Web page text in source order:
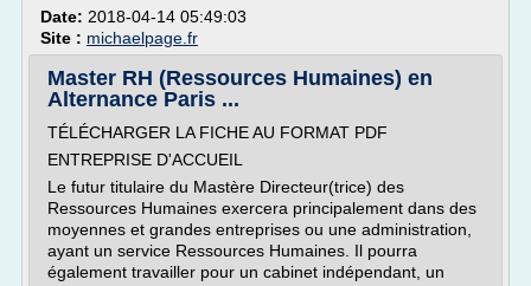
Date: 2018-04-14 05:49:03
Site : michaelpage.fr
Master RH (Ressources Humaines) en
Alternance Paris ...
TÉLÉCHARGER LA FICHE AU FORMAT PDF
ENTREPRISE D'ACCUEIL
Le futur titulaire du Mastère Directeur(trice) des
Ressources Humaines exercera principalement dans des
moyennes et grandes entreprises ou une administration,
ayant un service Ressources Humaines. Il pourra
également travailler pour un cabinet indépendant, un